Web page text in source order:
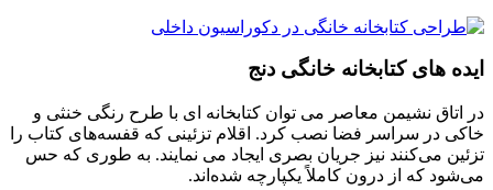
ایده های کتابخانه خانگی دنج
در اتاق نشیمن معاصر می توان کتابخانه ای با طرح رنگی خنثی و
خاکی در سراسر فضا نصب کرد. اقلام تزئینی که قفسه‌های کتاب را
تزئین می‌کنند نیز جریان بصری ایجاد می‌ نمایند. به طوری که حس
می‌شود که از درون کاملاً یکپارچه شده‌اند.